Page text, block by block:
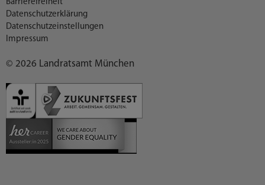
© 2026 Landratsamt München
Barrierefreiheit
Datenschutzerklärung
Datenschutzeinstellungen
Impressum